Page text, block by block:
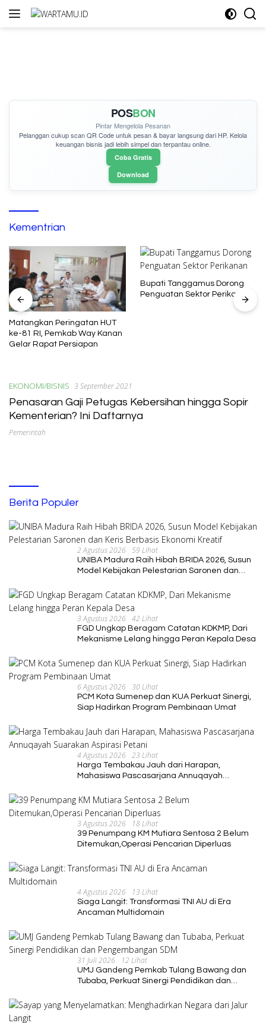
Langsung
POSBON
Pintar Mengelola Pesanan
Pelanggan cukupscan QR Codeuntuk pesan & bayar langsung dari HP. Kelola
keuangan bisnis jadi lebih simpel dan terpantau online.
Coba Gratis
Download
Kementrian
HUT
Way Kanan
Bupati Tanggamus Dorong
Penguatan Sektor Perikanan
PCM Kota
EKONOMI/BISNIS 3 September 2021
Penasaran Gaji Petugas Kebersihan hingga Sopir
Kementerian? Ini Daftarnya
Pemerintah
Berita Populer
2 Agustus 2026 59 Lihat
UNIBA Madura Raih Hibah BRIDA 2026, Susun
Model Kebijakan Pelestarian Saronen dan
3 Agustus 2026 42 Lihat
FGD Ungkap Beragam Catatan KDKMP, Dari
Mekanisme Lelang hingga Peran Kepala Desa
6 Agustus 2026 30 Lihat
PCM Kota Sumenep dan KUA Perkuat Sinergi,
Siap Hadirkan Program Pembinaan Umat
4 Agustus 2026 23 Lihat
Harga Tembakau Jauh dari Harapan,
Mahasiswa Pascasarjana Annuqayah
3 Agustus 2026 18 Lihat
39 Penumpang KM Mutiara Sentosa 2 Belum
Ditemukan,Operasi Pencarian Diperluas
4 Agustus 2026 13 Lihat
Siaga Langit: Transformasi TNI AU di Era
Ancaman Multidomain
31 Juli 2026 12 Lihat
UMJ Gandeng Pemkab Tulang Bawang dan
Tubaba, Perkuat Sinergi Pendidikan dan